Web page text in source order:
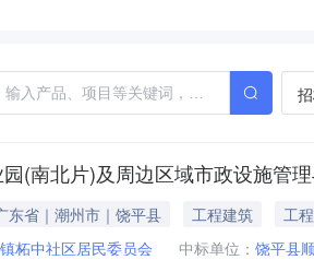
(南北片)及周边区域市政设施管
东省｜潮州市｜饶平县 工程建筑
工程
柘中社区居民委员会 中标单位： 饶平县